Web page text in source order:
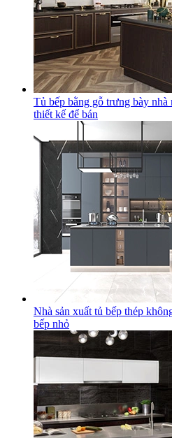
Tủ bếp bằng gỗ trưng bày
thiết kế để bán
Nhà sản xuất tủ bếp thép
bếp nhỏ